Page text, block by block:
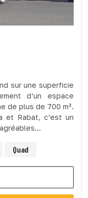
sur une superficie
d’un espace
de plus de 700 m².
et Rabat, c’est un
Quad